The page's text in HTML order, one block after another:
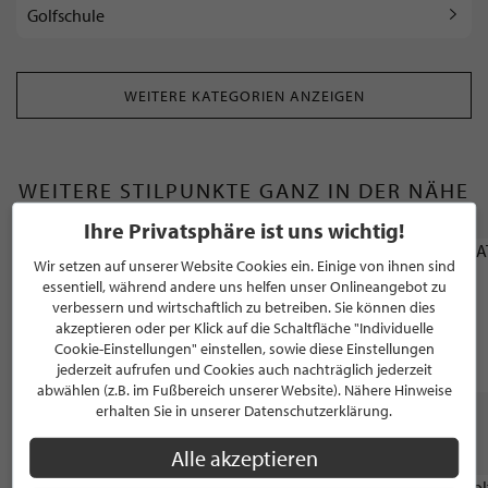
Golfschule
WEITERE KATEGORIEN ANZEIGEN
WEITERE STILPUNKTE GANZ IN DER NÄHE
VON "GOLFCLUB WALDBRUNNEN"
SCHÖNHEITSKLINIK
Dr. Dr. Stein Tveten clinic GmbH
Bad Honnef
WEITERE STILPUNKTE AUS "GOLFCLUBS"
Ihre Privatsphäre ist uns wichtig!
Wir setzen auf unserer Website Cookies ein. Einige von ihnen sind
essentiell, während andere uns helfen unser Onlineangebot zu
verbessern und wirtschaftlich zu betreiben. Sie können dies
akzeptieren oder per Klick auf die Schaltfläche "Individuelle
Cookie-Einstellungen" einstellen, sowie diese Einstellungen
jederzeit aufrufen und Cookies auch nachträglich jederzeit
abwählen (z.B. im Fußbereich unserer Website). Nähere Hinweise
erhalten Sie in unserer Datenschutzerklärung.
Alle akzeptieren